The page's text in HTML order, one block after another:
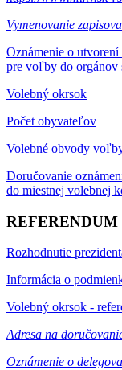
Vymenovanie
Oznámenie o
pre voľby do orgánov
Volebný okrsok
Počet obyvateľov
Volebné obvody
Doručovanie
do miestnej volebnej
REFERENDUM
Rozhodnutie
Informácia o
Volebný okrsok -
Adresa na
Oznámenie o